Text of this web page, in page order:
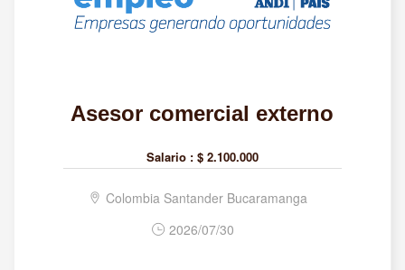
Asesor comercial externo
Salario : $ 2.100.000
Colombia Santander Bucaramanga
2026/07/30